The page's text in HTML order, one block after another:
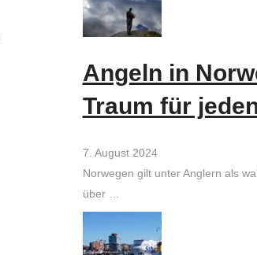
Angeln in
Traum für
7. August 2024
Norwegen gilt unter Anglern als
über …